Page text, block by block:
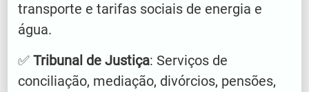
transporte e tarifas sociais de energia e
água.
✅Tribunal de Justiça: Serviços de
conciliação, mediação, divórcios, pensões,